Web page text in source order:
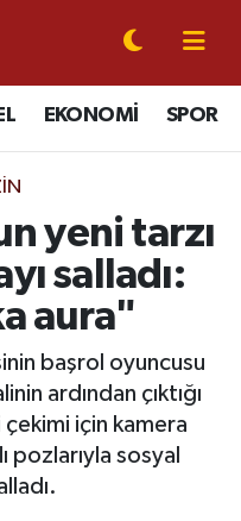
EKONOMİ SPOR
yeni tarzı
salladı:
aura"
başrol oyuncusu
ardından çıktığı
için kamera
pozlarıyla sosyal
Eczaneler
Haritası
Fikstür